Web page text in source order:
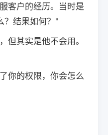
客户的经历。当时是
？结果如何？"
但其实是他不会用。
你的权限，你会怎么